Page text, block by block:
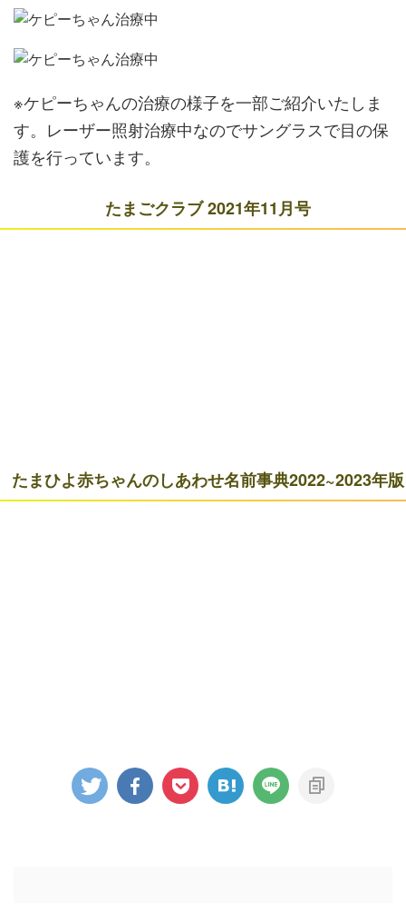
※ケピーちゃんの治療の様子を一部ご紹介いたしま
す。レーザー照射治療中なのでサングラスで目の保
護を行っています。
たまごクラブ 2021年11月号
たまひよ赤ちゃんのしあわせ名前事典2022~2023年版